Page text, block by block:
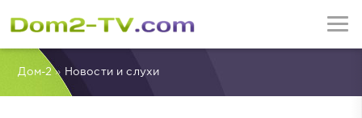
Дом-2» Новости и слухи